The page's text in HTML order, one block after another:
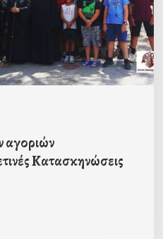
αγοριών
Κατασκηνώσεις